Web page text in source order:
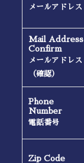
メールアドレス
Mail Address
Confirm
メールアドレス
（確認）
Phone
Number
電話番号
Zip Code